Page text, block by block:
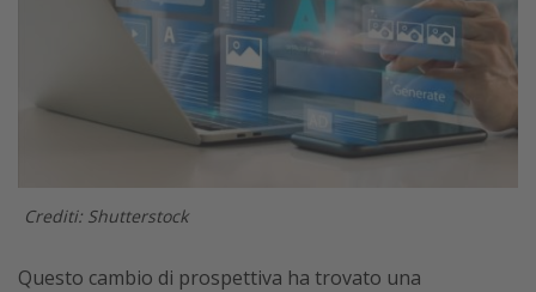
Crediti: Shutterstock
Questo cambio di prospettiva ha trovato una